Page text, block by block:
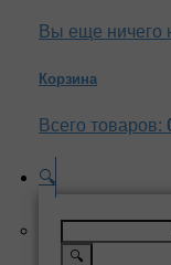
Вы еще ничего
Корзина
Всего товаров:
🔍
🔍